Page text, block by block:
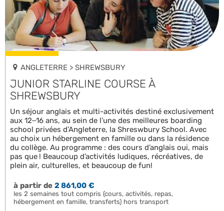
ANGLETERRE > SHREWSBURY
JUNIOR STARLINE COURSE À
SHREWSBURY
Un séjour anglais et multi-activités destiné exclusivement
aux 12–16 ans, au sein de l’une des meilleures boarding
school privées d’Angleterre, la Shreswbury School. Avec
au choix un hébergement en famille ou dans la résidence
du collège. Au programme : des cours d’anglais oui, mais
pas que ! Beaucoup d’activités ludiques, récréatives, de
plein air, culturelles, et beaucoup de fun!
à partir de2 861,00 €
les 2 semaines tout compris (cours, activités, repas,
hébergement en famille, transferts) hors transport